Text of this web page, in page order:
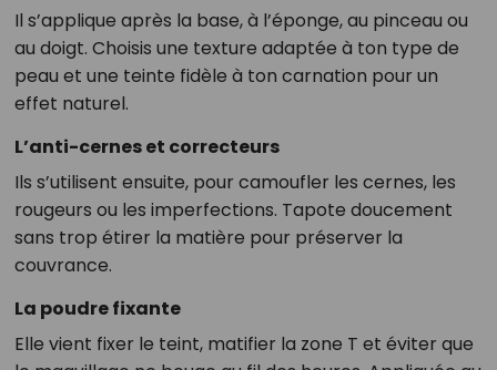
Il s’applique après la base, à l’éponge, au pinceau ou
au doigt. Choisis une texture adaptée à ton type de
peau et une teinte fidèle à ton carnation pour un
effet naturel.
L’anti-cernes et correcteurs
Ils s’utilisent ensuite, pour camoufler les cernes, les
rougeurs ou les imperfections. Tapote doucement
sans trop étirer la matière pour préserver la
couvrance.
La poudre fixante
Elle vient fixer le teint, matifier la zone T et éviter que